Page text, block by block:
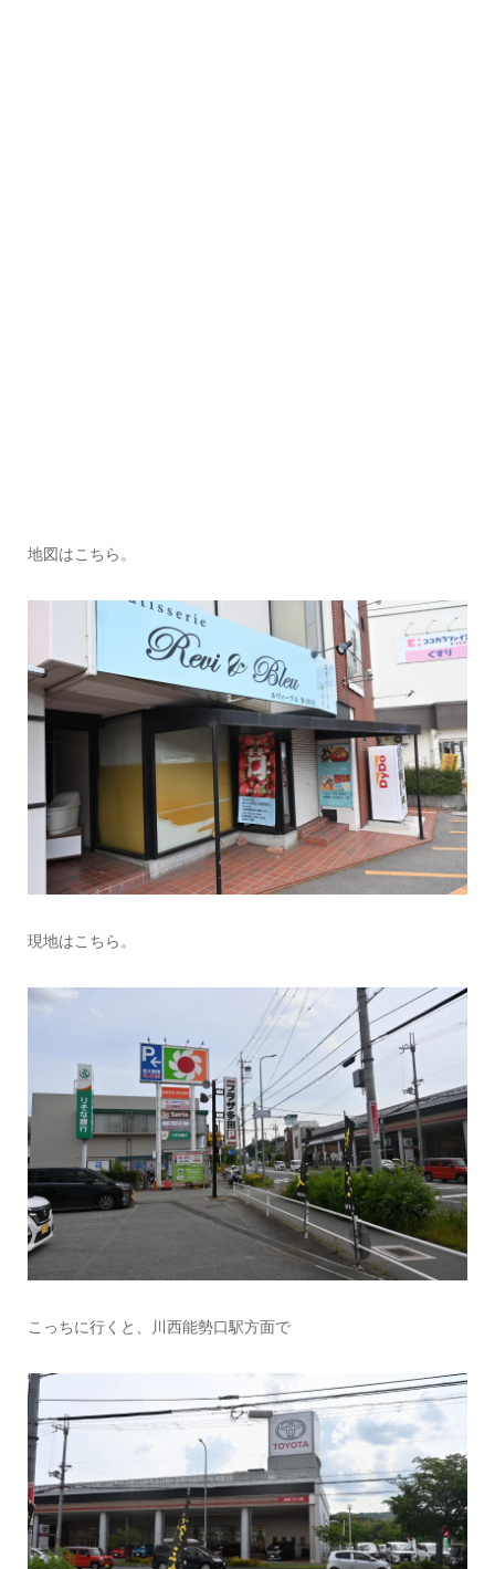
地図はこちら。
現地はこちら。
こっちに行くと、川西能勢口駅方面で